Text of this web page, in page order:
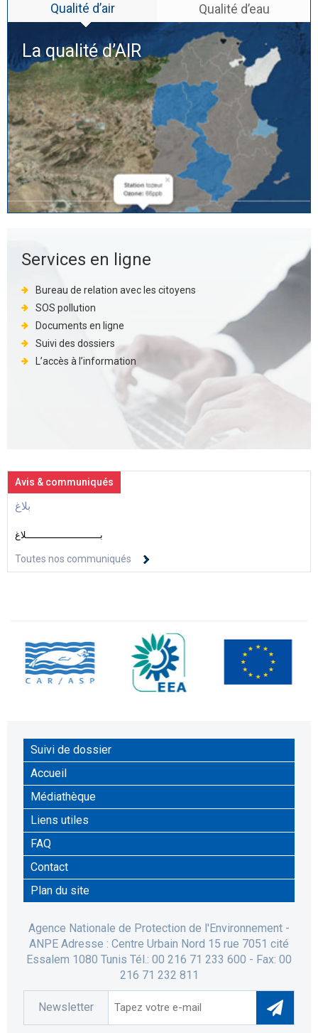
Qualité d’air Qualité d’eau
La qualité d’AIR
Services en ligne
Bureau de relation avec les citoyens
SOS pollution
Documents en ligne
Suivi des dossiers
L’accès à l’information
Avis & communiqués
بلاغ
بــــــــــــــــــــــــــلاغ
Toutes nos communiqués
Suivi de dossier
Accueil
Médiathèque
Liens utiles
FAQ
Contact
Plan du site
Agence Nationale de Protection de l'Environnement -
ANPE Adresse : Centre Urbain Nord 15 rue 7051 cité
Essalem 1080 Tunis Tél.: 00 216 71 233 600 - Fax: 00
216 71 232 811
Newsletter